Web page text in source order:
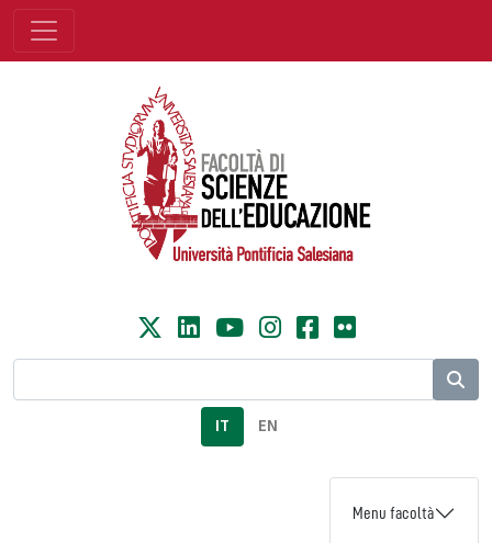
IT EN
Menu facoltà